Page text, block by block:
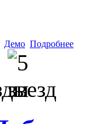
Демо Подробнее